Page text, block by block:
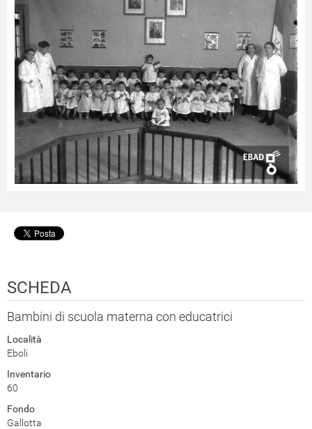
SCHEDA
Bambini di scuola materna con educatrici
Località
Eboli
Inventario
60
Fondo
Gallotta